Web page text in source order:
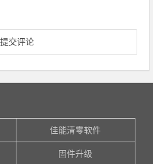
佳能清零软件
固件升级